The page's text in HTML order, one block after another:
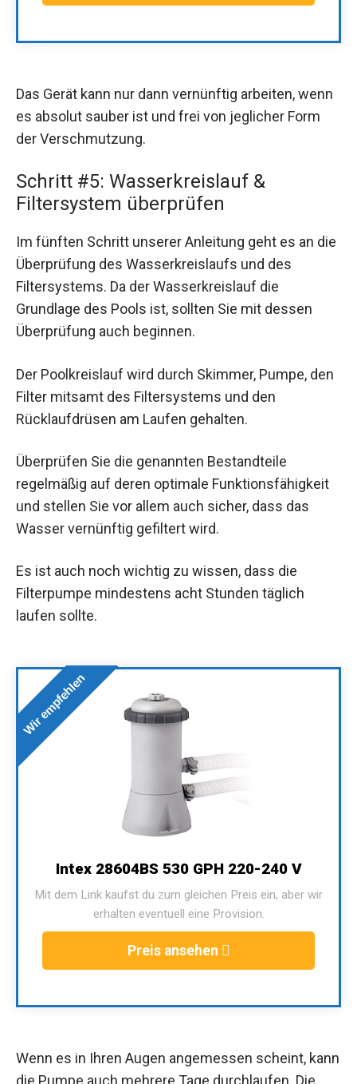
Das Gerät kann nur dann vernünftig arbeiten, wenn
es absolut sauber ist und frei von jeglicher Form
der Verschmutzung.
Schritt #5: Wasserkreislauf &
Filtersystem überprüfen
Im fünften Schritt unserer Anleitung geht es an die
Überprüfung des Wasserkreislaufs und des
Filtersystems. Da der Wasserkreislauf die
Grundlage des Pools ist, sollten Sie mit dessen
Überprüfung auch beginnen.
Der Poolkreislauf wird durch Skimmer, Pumpe, den
Filter mitsamt des Filtersystems und den
Rücklaufdrüsen am Laufen gehalten.
Überprüfen Sie die genannten Bestandteile
regelmäßig auf deren optimale Funktionsfähigkeit
und stellen Sie vor allem auch sicher, dass das
Wasser vernünftig gefiltert wird.
Es ist auch noch wichtig zu wissen, dass die
Filterpumpe mindestens acht Stunden täglich
laufen sollte.
Wir empfehlen
Intex 28604BS 530 GPH 220-240 V
Mit dem Link kaufst du zum gleichen Preis ein, aber wir
erhalten eventuell eine Provision.
Preis ansehen
Wenn es in Ihren Augen angemessen scheint, kann
die Pumpe auch mehrere Tage durchlaufen. Die